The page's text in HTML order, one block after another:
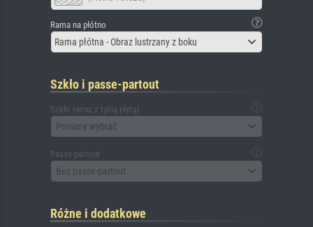
Rama na płótno
Rama płótna - Obraz lustrzany z boku
Szkło i passe-partout
Szkło (wraz z tylną płytą)
Prosimy wybrać
Passe-partout
Bez passe-partout
Różne i dodatkowe